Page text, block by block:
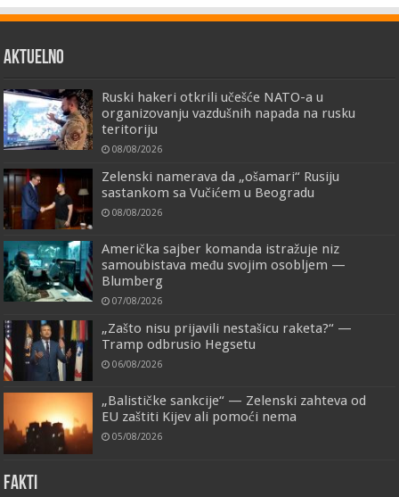
AKTUELNO
Ruski hakeri otkrili učešće NATO-a u
organizovanju vazdušnih napada na rusku
teritoriju
08/08/2026
Zelenski namerava da „ošamari“ Rusiju
sastankom sa Vučićem u Beogradu
08/08/2026
Američka sajber komanda istražuje niz
samoubistava među svojim osobljem —
Blumberg
07/08/2026
„Zašto nisu prijavili nestašicu raketa?“ —
Tramp odbrusio Hegsetu
06/08/2026
„Balističke sankcije“ — Zelenski zahteva od
EU zaštiti Kijev ali pomoći nema
05/08/2026
FAKTI